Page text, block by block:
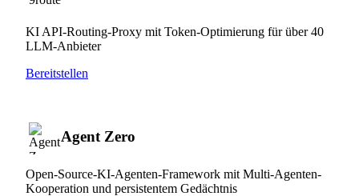
KI API-Routing-Proxy mit Token-Optimierung für über 40
LLM-Anbieter
Bereitstellen
Agent Zero
Open-Source-KI-Agenten-Framework mit Multi-Agenten-
Kooperation und persistentem Gedächtnis